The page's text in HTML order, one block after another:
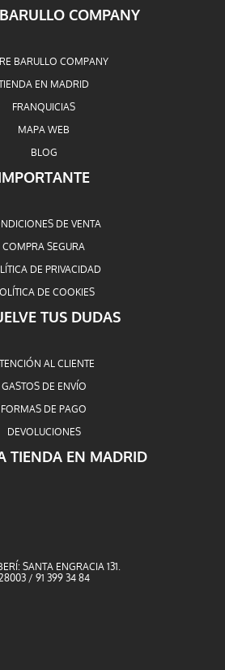
COMPANY
BARULLO COMPANY
EN MADRID
FRANQUICIAS
MAPA WEB
BLOG
DE VENTA
COMPRA SEGURA
DE PRIVACIDAD
DE COOKIES
TUS DUDAS
AL CLIENTE
GASTOS DE ENVÍO
FORMAS DE PAGO
DEVOLUCIONES
TIENDA EN MADRID
SANTA ENGRACIA 131.
/ 91 399 34 84